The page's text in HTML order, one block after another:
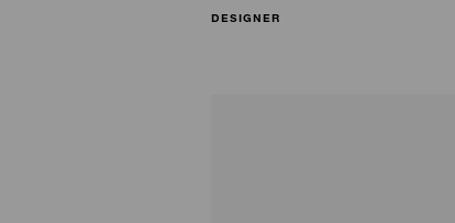
DESIGNER